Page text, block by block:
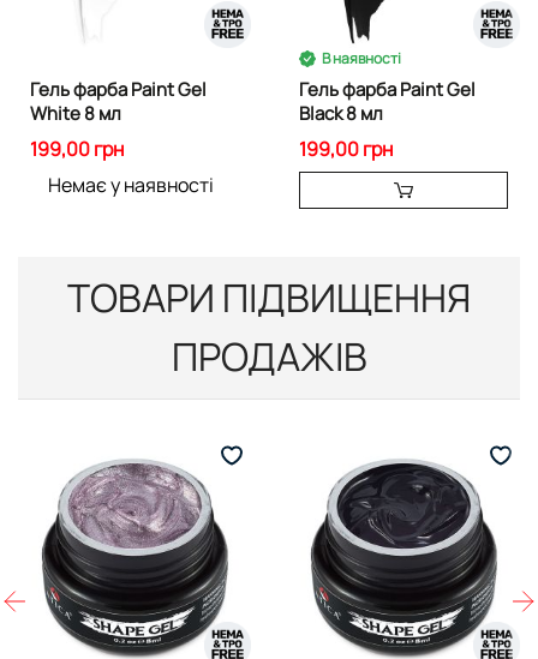
Гель фарба Paint Gel
White 8 мл
199,00 грн
Немає у наявності
В наявності
Гель фарба Paint Gel
Black 8 мл
199,00 грн
ТОВАРИ ПІДВИЩЕННЯ
ПРОДАЖІВ